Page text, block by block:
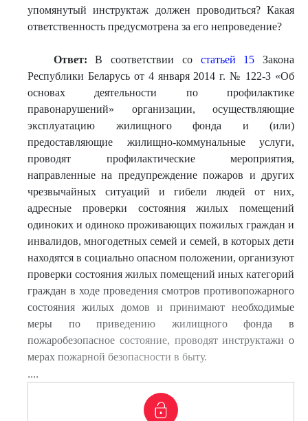
упомянутый инструктаж должен проводиться? Какая
ответственность предусмотрена за его непроведение?
Ответ: В соответствии со статьей 15 Закона
Республики Беларусь от 4 января 2014 г. № 122-З «Об
основах деятельности по профилактике
правонарушений» организации, осуществляющие
эксплуатацию жилищного фонда и (или)
предоставляющие жилищно-коммунальные услуги,
проводят профилактические мероприятия,
направленные на предупреждение пожаров и других
чрезвычайных ситуаций и гибели людей от них,
адресные проверки состояния жилых помещений
одиноких и одиноко проживающих пожилых граждан и
инвалидов, многодетных семей и семей, в которых дети
находятся в социально опасном положении, организуют
проверки состояния жилых помещений иных категорий
граждан в ходе проведения смотров противопожарного
состояния жилых домов и принимают необходимые
меры по приведению жилищного фонда в
пожаробезопасное состояние, проводят инструктажи о
мерах пожарной безопасности в быту.
....